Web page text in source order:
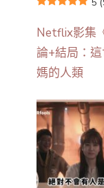
Netflix影集
論+結局：
媽的人類